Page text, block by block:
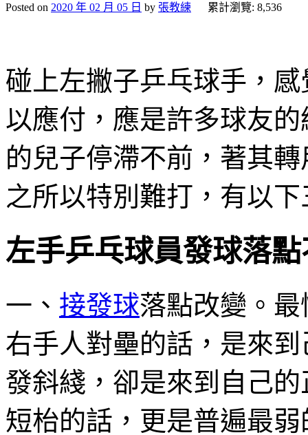
Posted on 2020 年 02 月 05 日 by 張教練 累計瀏覽: 8,536
碰上左撇子乒乓球手，
以應付，應是許多球友
的兒子停滯不前，著其
之所以特別難打，有以
左手乒乓球員發球落
一、 接發球落點改變。
右手人對壘的話，是來
發斜綫，卻是來到自己
短枱的話，更是普遍最